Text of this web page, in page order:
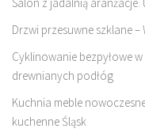
Drzwi przesuwne szklane –
Cyklinowanie bezpyłowe
drewnianych podłóg
Kuchnia meble
kuchenne Śląsk